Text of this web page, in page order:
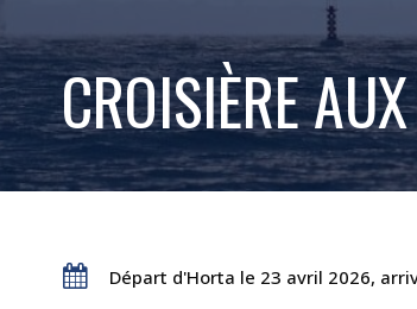
CROISIÈRE
Départ d'Horta le 23 avril 2026,